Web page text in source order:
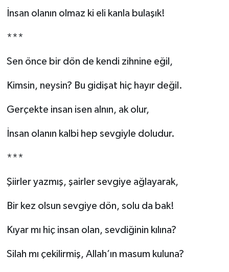
İnsan olanın olmaz ki eli kanla bulaşık!
***
Sen önce bir dön de kendi zihnine eğil,
Kimsin, neysin? Bu gidişat hiç hayır değil.
Gerçekte insan isen alnın, ak olur,
İnsan olanın kalbi hep sevgiyle doludur.
***
Şiirler yazmış, şairler sevgiye ağlayarak,
Bir kez olsun sevgiye dön, solu da bak!
Kıyar mı hiç insan olan, sevdiğinin kılına?
Silah mı çekilirmiş, Allah’ın masum kuluna?